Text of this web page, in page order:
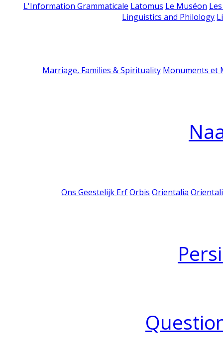
L'Information Grammaticale Latomus Le Muséon
Linguistics and Philology
Marriage, Families & Spirituality Monuments et
Ons Geestelijk Erf Orbis Orientalia